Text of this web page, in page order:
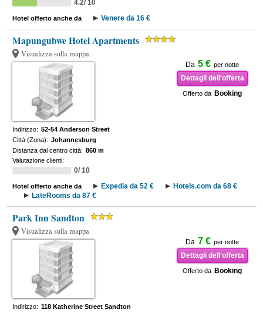
4.2/ 10
Hotel offerto anche da Venere da 16 €
Mapungubwe Hotel Apartments
Visualizza sulla mappa
Da 5 € per notte
Dettagli dell'offerta
Offerto da Booking
Indirizzo: 52-54 Anderson Street
Città (Zona): Johannesburg
Distanza dal centro città: 860 m
Valutazione clienti:
0/ 10
Hotel offerto anche da Expedia da 52 €
Hotels.com da 68 €
LateRooms da 87 €
Park Inn Sandton
Visualizza sulla mappa
Da 7 € per notte
Dettagli dell'offerta
Offerto da Booking
Indirizzo: 118 Katherine Street Sandton